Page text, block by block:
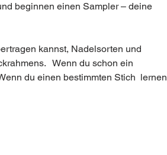
beginnen einen Sampler – deine
kannst, Nadelsorten und
Wenn du schon ein
du einen bestimmten Stich  lernen